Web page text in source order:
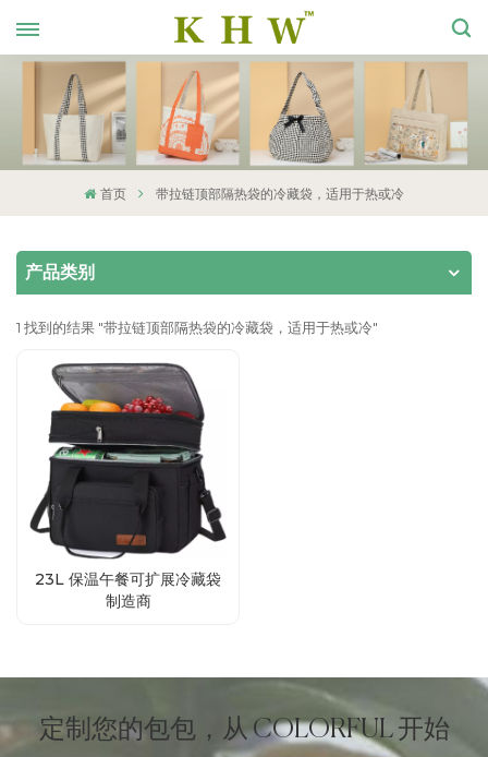
首页 带拉链顶部隔热袋的冷藏袋，适用于热或冷
产品类别
1 找到的结果 "带拉链顶部隔热袋的冷藏袋，适用于热或冷"
23L 保温午餐可扩展冷藏袋
制造商
定制您的包包，从 COLORFUL 开始